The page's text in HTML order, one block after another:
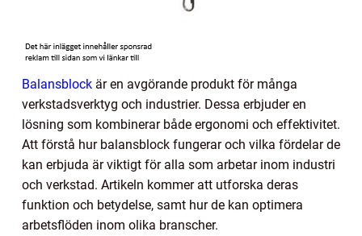
Balansblock är en avgörande produkt för många
verkstadsverktyg och industrier. Dessa erbjuder en
lösning som kombinerar både ergonomi och effektivitet.
Att förstå hur balansblock fungerar och vilka fördelar de
kan erbjuda är viktigt för alla som arbetar inom industri
och verkstad. Artikeln kommer att utforska deras
funktion och betydelse, samt hur de kan optimera
arbetsflöden inom olika branscher.